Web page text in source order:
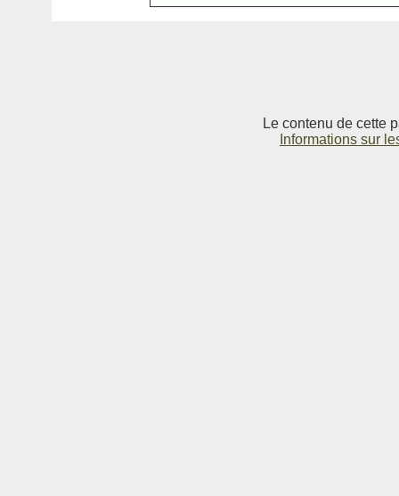
Le contenu de cette
Informations sur